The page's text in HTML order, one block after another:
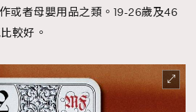
或者母嬰用品之類。19-26歲及46
較好。